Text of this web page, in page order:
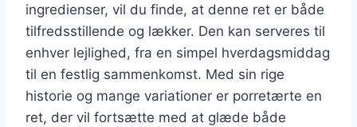
ingredienser, vil du finde, at denne ret er både
tilfredsstillende og lækker. Den kan serveres til
enhver lejlighed, fra en simpel hverdagsmiddag
til en festlig sammenkomst. Med sin rige
historie og mange variationer er porretærte en
ret, der vil fortsætte med at glæde både